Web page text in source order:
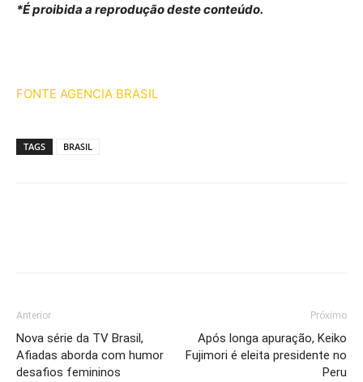
*É proibida a reprodução deste conteúdo.
FONTE AGENCIA BRASIL
TAGS BRASIL
Anterior
Nova série da TV Brasil,
Afiadas aborda com humor
desafios femininos
Próximo
Após longa apuração, Keiko
Fujimori é eleita presidente no
Peru